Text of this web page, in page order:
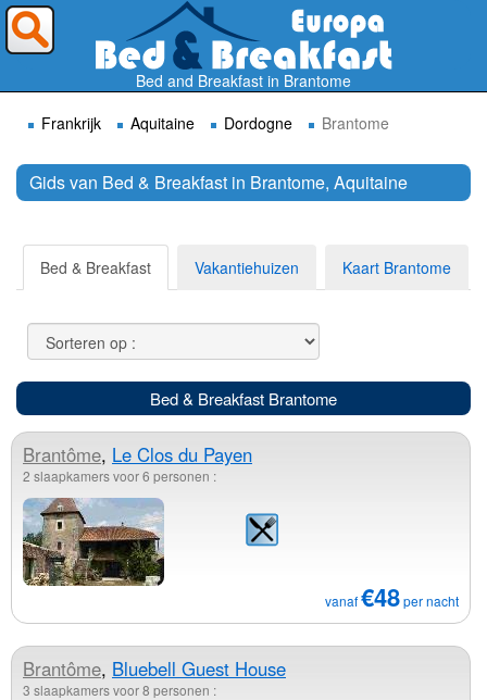
Bed and Breakfast in Brantome
Frankrijk
Aquitaine Dordogne Brantome
Gids van Bed & Breakfast in Brantome, Aquitaine
Bed & Breakfast Vakantiehuizen Kaart Brantome
Bed & Breakfast Brantome
Brantôme, Le Clos du Payen
2 slaapkamers voor 6 personen :
vanaf€48per nacht
Brantôme, Bluebell Guest House
3 slaapkamers voor 8 personen :
Waar wilt U heen ?
Zoek